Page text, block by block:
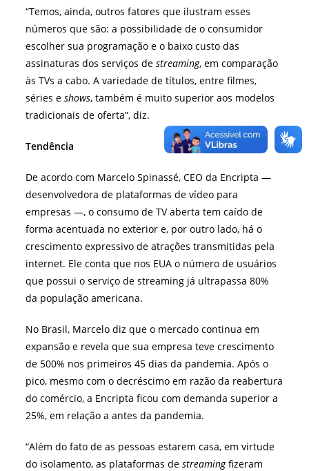
“Temos, ainda, outros fatores que ilustram esses
números que são: a possibilidade de o consumidor
escolher sua programação e o baixo custo das
assinaturas dos serviços destreaming, em comparação
às TVs a cabo. A variedade de títulos, entre filmes,
séries eshows, também é muito superior aos modelos
tradicionais de oferta”, diz.
Tendência
De acordo com Marcelo Spinassé, CEO da Encripta —
desenvolvedora de plataformas de vídeo para
empresas —, o consumo de TV aberta tem caído de
forma acentuada no exterior e, por outro lado, há o
crescimento expressivo de atrações transmitidas pela
internet. Ele conta que nos EUA o número de usuários
que possui o serviço de streaming já ultrapassa 80%
da população americana.
No Brasil, Marcelo diz que o mercado continua em
expansão e revela que sua empresa teve crescimento
de 500% nos primeiros 45 dias da pandemia. Após o
pico, mesmo com o decréscimo em razão da reabertura
do comércio, a Encripta ficou com demanda superior a
25%, em relação a antes da pandemia.
“Além do fato de as pessoas estarem casa, em virtude
do isolamento, as plataformas destreamingfizeram